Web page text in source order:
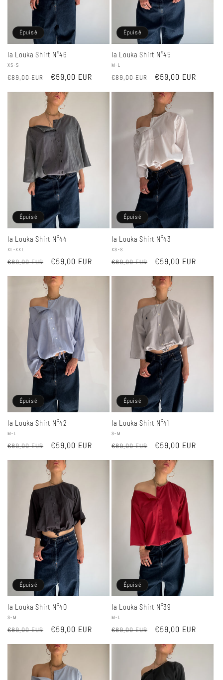
Épuisé
la Louka Shirt N°46
Fournisseur :
XS-S
Prix
habituel
€89,00 EUR
Prix
promotionnel
€59,00 EUR
Épuisé
la Louka Shirt N°45
Fournisseur :
M-L
Prix
habituel
€89,00 EUR
Prix
promotionnel
€59,00 EUR
Épuisé
la Louka Shirt N°44
Fournisseur :
XL-XXL
Prix
€89,00 EUR
Prix
€59,00 EUR
Épuisé
la Louka Shirt N°43
Fournisseur :
XS-S
Prix
€89,00 EUR
Prix
€59,00 EUR
Épuisé
la Louka Shirt N°42
Fournisseur :
M-L
Prix
€89,00 EUR
Prix
€59,00 EUR
Épuisé
la Louka Shirt N°41
Fournisseur :
S-M
Prix
€89,00 EUR
Prix
€59,00 EUR
Épuisé
la Louka Shirt N°40
Fournisseur :
S-M
Prix
habituel
€89,00 EUR
Prix
promotionnel
€59,00 EUR
Épuisé
la Louka Shirt N°39
Fournisseur :
M-L
Prix
habituel
€89,00 EUR
Prix
promotionnel
€59,00 EUR